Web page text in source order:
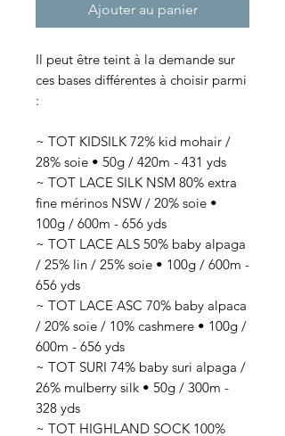
Ajouter au panier
Il peut être teint à la demande sur
ces bases différentes à choisir parmi
:
~ TOT KIDSILK 72% kid mohair /
28% soie • 50g / 420m - 431 yds
~ TOT LACE SILK NSM 80% extra
fine mérinos NSW / 20% soie •
100g / 600m - 656 yds
~ TOT LACE ALS 50% baby alpaga
/ 25% lin / 25% soie • 100g / 600m -
656 yds
~ TOT LACE ASC 70% baby alpaca
/ 20% soie / 10% cashmere • 100g /
600m - 656 yds
~ TOT SURI 74% baby suri alpaga /
26% mulberry silk • 50g / 300m -
328 yds
~ TOT HIGHLAND SOCK 100%